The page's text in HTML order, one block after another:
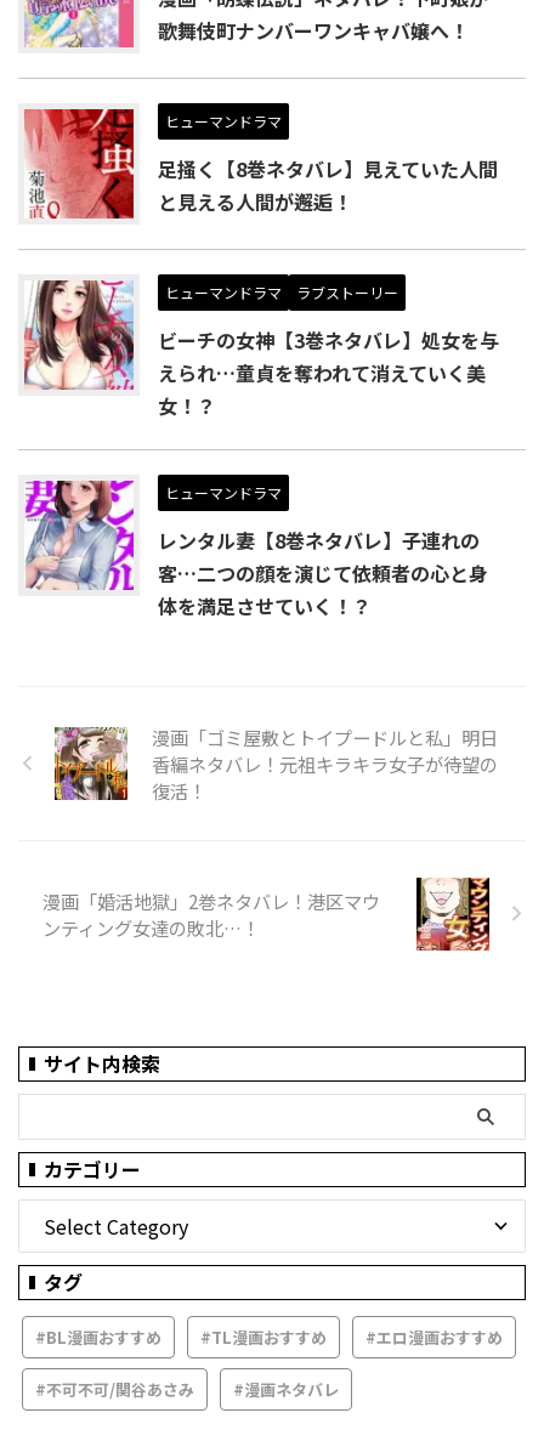
歌舞伎町ナンバーワンキャバ嬢へ！
ヒューマンドラマ
足掻く【8巻ネタバレ】見えていた人間
と見える人間が邂逅！
ヒューマンドラマ ラブストーリー
ビーチの女神【3巻ネタバレ】処女を与
えられ…童貞を奪われて消えていく美
女！？
ヒューマンドラマ
レンタル妻【8巻ネタバレ】子連れの
客…二つの顔を演じて依頼者の心と身
体を満足させていく！？
漫画「ゴミ屋敷とトイプードルと私」明日
香編ネタバレ！元祖キラキラ女子が待望の
復活！
漫画「婚活地獄」2巻ネタバレ！港区マウ
ンティング女達の敗北…！
サイト内検索
カテゴリー
タグ
#BL漫画おすすめ #TL漫画おすすめ #エロ漫画おすすめ
#不可不可/関谷あさみ #漫画ネタバレ